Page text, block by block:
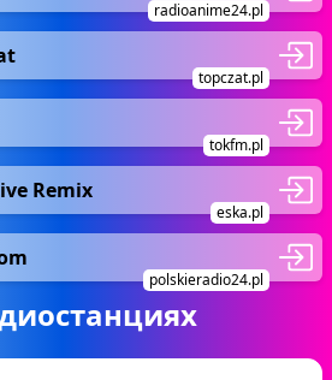
radioanime24.pl
topczat.pl
tokfm.pl
Remix
eska.pl
polskieradio24.pl